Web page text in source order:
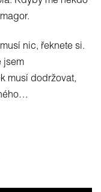
nic, řeknete si.
jsem
musí dodržovat,